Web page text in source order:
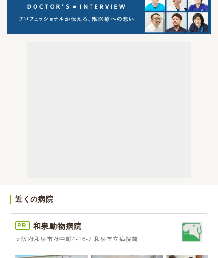
近くの病院
PR 和泉動物病院
大阪府和泉市府中町4-16-7 和泉市立病院前